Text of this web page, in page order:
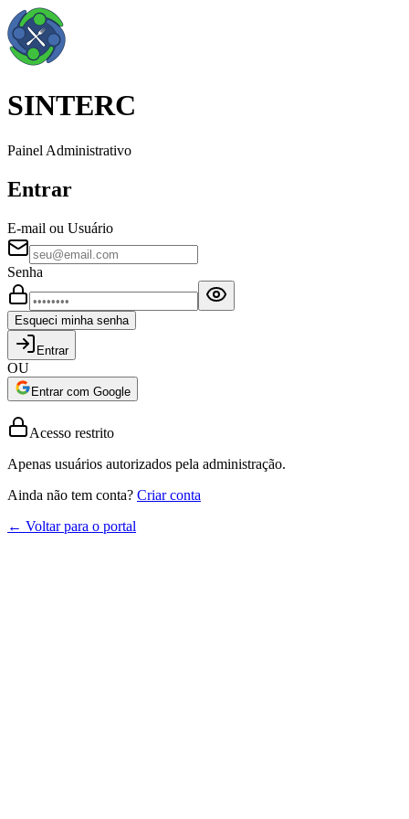
SINTERC
Painel Administrativo
Entrar
E-mail ou Usuário
Senha
Esqueci minha senha
Entrar
OU
Entrar com Google
Acesso restrito
Apenas usuários autorizados pela administração.
Ainda não tem conta? Criar conta
← Voltar para o portal